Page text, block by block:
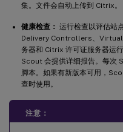
集。文件会自动上传到 Citrix。
健康检查： 运行检查以评估站
Delivery Controllers、
务器和 Citrix 许可证服务器运
Scout 会提供详细报告。每次
脚本。如果有新版本可用，
查时使用。
注意：